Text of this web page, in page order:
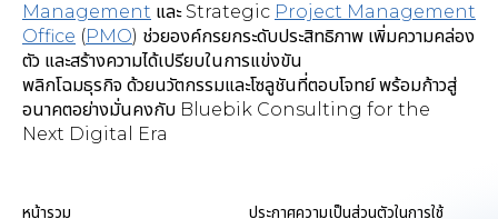
Management และ Strategic Project Management
Office (PMO) ช่วยองค์กรยกระดับประสิทธิภาพ เพิ่มความคล่อง
ตัว และสร้างความได้เปรียบในการแข่งขัน
พลิกโฉมธุรกิจ ด้วยนวัตกรรมและโซลูชันที่ตอบโจทย์ พร้อมก้าวสู่
อนาคตอย่างมั่นคงกับ Bluebik Consulting for the
Next Digital Era
หน้ารวม ประกาศความเป็นส่วนตัวในการใช้